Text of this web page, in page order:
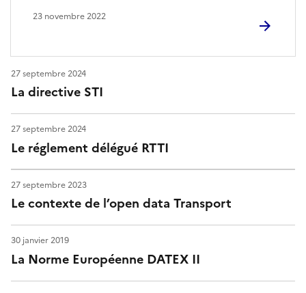
23 novembre 2022
La directive STI
27 septembre 2024
Le réglement délégué RTTI
27 septembre 2024
Le contexte de l’open data Transport
27 septembre 2023
La Norme Européenne DATEX II
30 janvier 2019